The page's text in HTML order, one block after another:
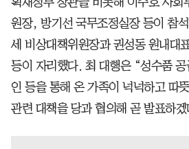
원장, 방기선 국무조정실장 등이 참
세 비상대책위원장과 권성동 원내대
등이 자리했다. 최 대행은 “성수품
인 등을 통해 온 가족이 넉넉하고 따
관련 대책을 당과 협의해 곧 발표하